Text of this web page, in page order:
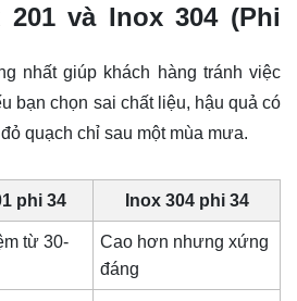
và Inox 304 (Phi
nhất giúp khách hàng tránh việc
bạn chọn sai chất liệu, hậu quả có
quạch chỉ sau một mùa mưa.
phi 34 Inox 304 phi 34
từ 30-
Cao hơn nhưng xứng
đáng